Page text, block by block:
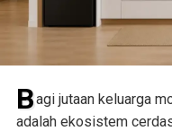
Bagi jutaan keluarga
adalah ekosistem